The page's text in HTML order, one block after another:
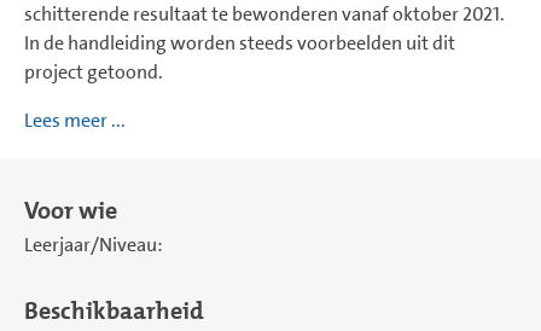
schitterende resultaat te bewonderen vanaf oktober 2021.
In de handleiding worden steeds voorbeelden uit dit
project getoond.
Lees meer ...
Voor wie
Leerjaar/Niveau:
Beschikbaarheid